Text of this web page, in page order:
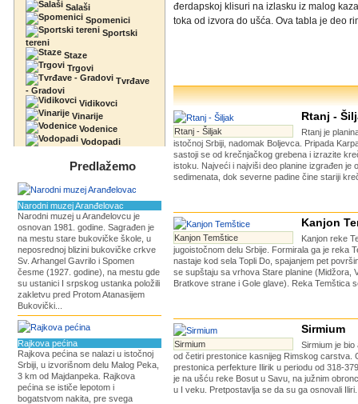
Salaši
Spomenici
Sportski
tereni
Staze
Trgovi
Tvrđave
- Gradovi
Vidikovci
Vinarije
Vodenice
Vodopadi
Predlažemo
Narodni muzej Aranđelovac
Narodni muzej u Aranđelovcu je
osnovan 1981. godine. Sagrađen je
na mestu stare bukovičke škole, u
neposrednoj blizini bukovičke crkve
Sv. Arhangel Gavrilo i Spomen
česme (1927. godine), na mestu gde
su ustanici I srpskog ustanka položili
zakletvu pred Protom Atanasijem
Bukovički...
Rajkova pećina
Rajkova pećina se nalazi u istočnoj
Srbiji, u izvorišnom delu Malog Peka,
3 km od Majdanpeka. Rajkova
pećina se ističe lepotom i
bogatstvom nakita, pre svega
đerdapskoj klisuri na izlasku iz malog
toka od izvora do ušća. Ova tabla je deo
Rtanj - Šiljak
Rtanj -
Rtanj je
istočnoj Srbiji, nadomak Boljevca. Pripada
sastoji se od krečnjačkog grebena i izrazite
istoku. Najveći i najviši deo planine izgrađen je
sedimenata, dok severne padine čine stariji
Kanjon Temštice
Kanjon
Kanjon reke
jugoistočnom delu Srbije. Formirala ga je reka
nastaje kod sela Topli Do, spajanjem pet
se supštaju sa vrhova Stare planine (Midžora,
Bratkove strane i Gole glave). Reka Temštica
Sirmium
Sirmium
Sirmium je bio
od četiri prestonice kasnijeg Rimskog carstva.
prestonica perfekture Ilirik u periodu od 318-
je na ušću reke Bosut u Savu, na južnim
u I veku. Pretpostavlja se da su ga osnovali